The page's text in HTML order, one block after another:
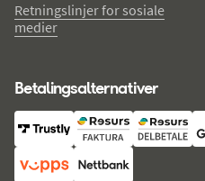
Retningslinjer for sosiale
medier
Betalingsalternativer